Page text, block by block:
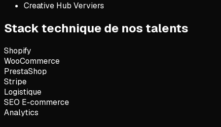
Creative Hub Verviers
Stack technique de nos talents
Shopify
WooCommerce
PrestaShop
Stripe
Logistique
SEO E-commerce
Analytics